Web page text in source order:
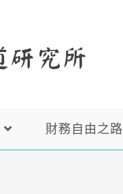
財務自由之路